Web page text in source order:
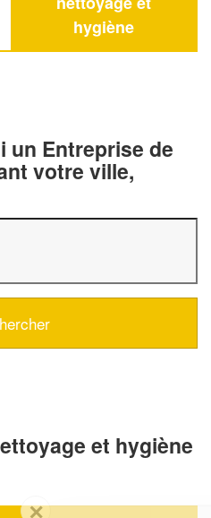
hygiène
un Entreprise de
votre ville,
et hygiène